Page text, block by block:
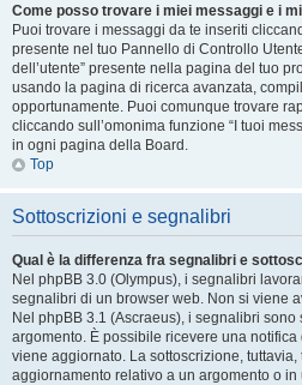
Come posso trovare i miei messaggi e i
Puoi trovare i messaggi da te inseriti
presente nel tuo Pannello di Controllo
dell’utente” presente nella pagina del tuo
usando la pagina di ricerca avanzata,
opportunamente. Puoi comunque trovare
cliccando sull’omonima funzione “I tuoi
in ogni pagina della Board.
Top
Sottoscrizioni e segnalibri
Qual è la differenza fra segnalibri e
Nel phpBB 3.0 (Olympus), i segnalibri
segnalibri di un browser web. Non si viene
Nel phpBB 3.1 (Ascraeus), i segnalibri
argomento. È possibile ricevere una
viene aggiornato. La sottoscrizione, tuttavia,
aggiornamento relativo a un argomento o